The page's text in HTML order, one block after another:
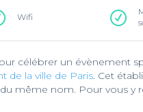
Wifi
célébrer un évènement
de la ville de Paris. Cet
même nom. Pour vous y
à la station Grands